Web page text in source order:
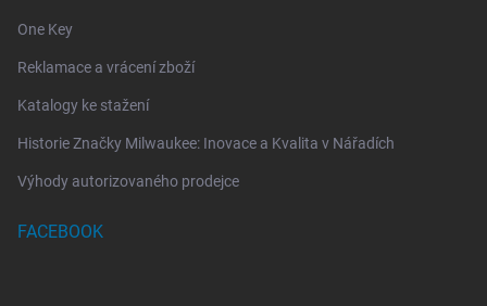
One Key
Reklamace a vrácení zboží
Katalogy ke stažení
Historie Značky Milwaukee: Inovace a Kvalita v Nářadích
Výhody autorizovaného prodejce
FACEBOOK